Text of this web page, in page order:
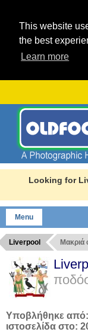
This website
the best
Learn more
Looking for
Menu
Liverpool Μακριά
Υποβλήθηκε από:
ιστοσελίδα στο: